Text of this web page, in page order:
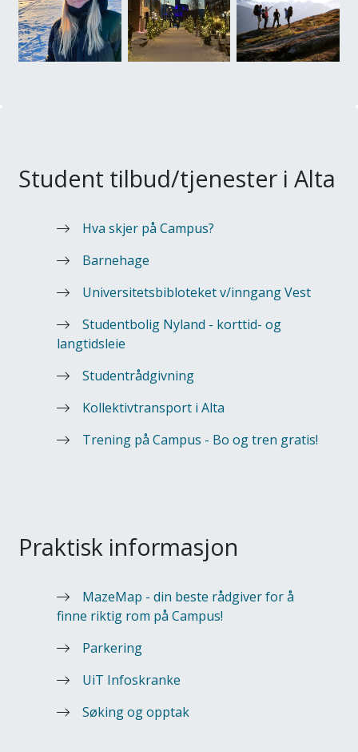
Student tilbud/tjenester i Alta
Hva skjer på Campus?
Barnehage
Universitetsbibloteket v/inngang Vest
Studentbolig Nyland - korttid- og
langtidsleie
Studentrådgivning
Kollektivtransport i Alta
Trening på Campus - Bo og tren gratis!
Praktisk informasjon
MazeMap - din beste rådgiver for å
finne riktig rom på Campus!
Parkering
UiT Infoskranke
Søking og opptak